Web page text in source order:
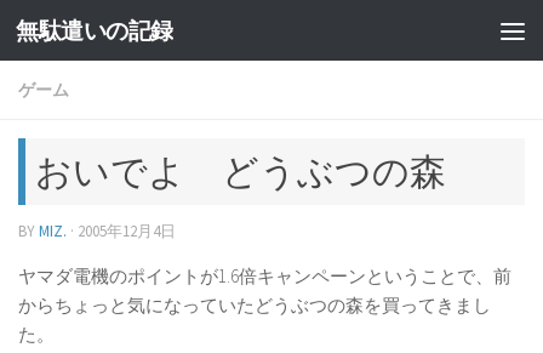
コンテンツへスキップ
無駄遣いの記録
ゲーム
おいでよ どうぶつの森
BYMIZ. · 2005年12月4日
ヤマダ電機のポイントが1.6倍キャンペーンということで、前
からちょっと気になっていたどうぶつの森を買ってきまし
た。